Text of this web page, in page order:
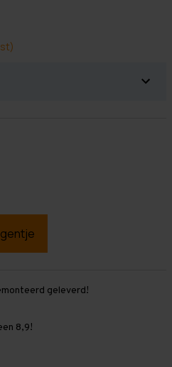
geleverd!
8,9!